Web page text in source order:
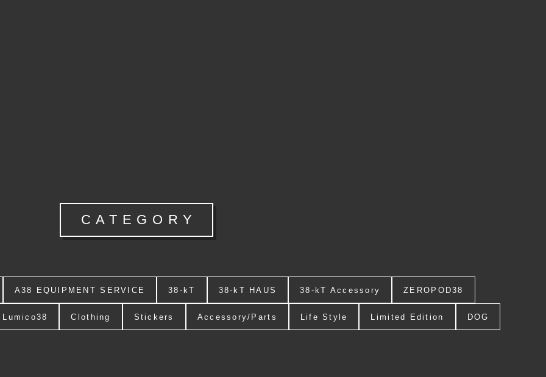
CATEGORY
A38 EQUIPMENT SERVICE 38-kT 38-kT HAUS 38-kT Accessory ZEROPOD38
Lumico38 Clothing Stickers Accessory/Parts Life Style Limited Edition DOG